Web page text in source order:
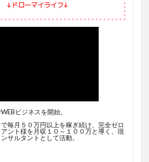
↓ドローマイライフ↓
ビジネスを開始。
毎月５０万円以上を稼ぎ続け、完全ゼロ
ント様を月収１０～１００万と導く、現
サルタントとして活動。